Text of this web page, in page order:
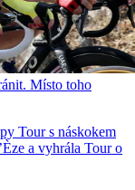
Místo toho
Tour s náskokem
a vyhrála Tour o